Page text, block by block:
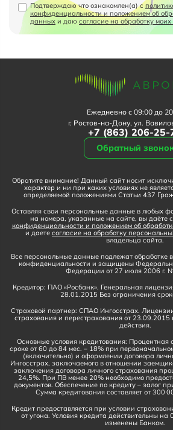
Подтверждаю что ознакомлен(а) с
конфиденциальности и положением об
данных и даю согласие на обработку
Ежедневно с 09:00 до
г. Ростов-на-Дону, ул.
+7 (863) 206-25-
Обратный
Обратите внимание! Данный сайт носит
характер и ни при каких условиях не
определяемой положениями Статьи 437
Оставляя свои персональные данные в любых
на номера, указанные на сайте, вы даёте
конфиденциальности и положением об
и даете согласие на обработку
владельца сайта.
Все персональные данные подлежат обработке в
конфиденциальности и защищены
Федерации от 27 июля 2006 г.
Кредитор: ПАО «Росбанк». Генеральная
28.01.2015 Без ограничения
Страховой партнер: СПАО Ингосстрах.
страхования и перестрахования от 23.09.2015
действия.
Основные условия кредитования: Процентная
сроке от 60 до 84 мес. – 18% при
(включительно) и оформлении договора
Ингосстрах, заключаемого в отношении
заключения договора личного страхования
24,5%. При ПВ менее 20% необходимо
документов. Обеспечение по кредиту – залог
Сумма кредитования составляет от 300
Кредит предоставляется при условии
от угона. Условия кредита действительны на
изменены Банком.